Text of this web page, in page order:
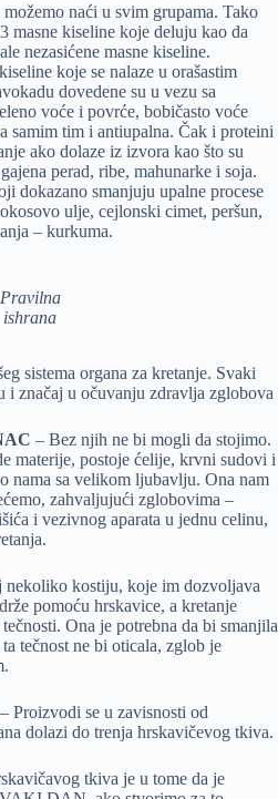
naći u svim grupama. Tako
masne kiseline koje deluju kao da
nezasićene masne kiseline.
koje se nalaze u orašastim
dovedene su u vezu sa
voće i povrće, bobičasto voće
samim tim i antiupalna. Čak i proteini
ako dolaze iz izvora kao što su
perad, ribe, mahunarke i soja.
dokazano smanjuju upalne procese
ulje, cejlonski cimet, peršun,
– kurkuma.
Pravilna
ishrana
sistema organa za kretanje. Svaki
i značaj u očuvanju zdravlja zglobova
– Bez njih ne bi mogli da stojimo.
materije, postoje ćelije, krvni sudovi i
nama sa velikom ljubavlju. Ona nam
zahvaljujući zglobovima –
i vezivnog aparata u jednu celinu,
nekoliko kostiju, koje im dozvoljava
pomoću hrskavice, a kretanje
Ona je potrebna da bi smanjila
tečnost ne bi oticala, zglob je
– Proizvodi se u zavisnosti od
dolazi do trenja hrskavičevog tkiva.
tkiva je u tome da je